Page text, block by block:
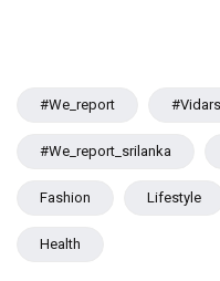
#we_report
#we_report_srilanka
Fashion Lifestyle
Health